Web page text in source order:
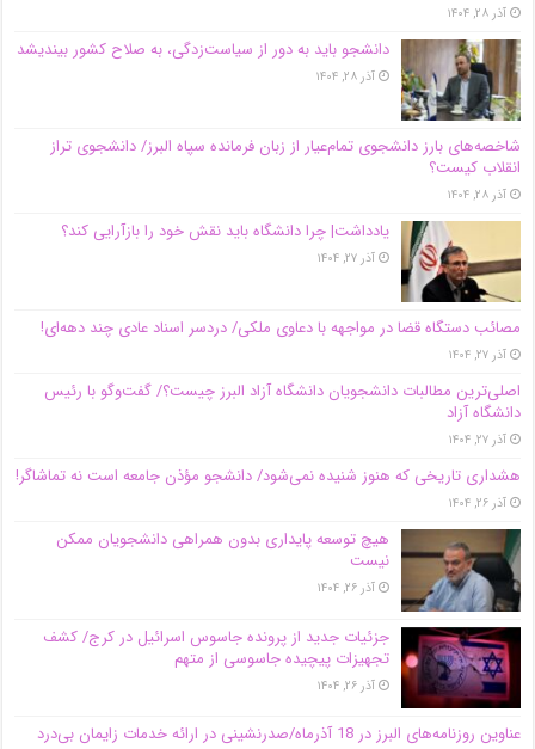
آذر ۲۸, ۱۴۰۴
دانشجو باید به دور از سیاست‌زدگی، به صلاح کشور بیندیشد
آذر ۲۸, ۱۴۰۴
شاخصه‌های بارز دانشجوی تمام‌عیار از زبان فرمانده سپاه البرز/ دانشجوی تراز
انقلاب کیست؟
آذر ۲۸, ۱۴۰۴
یادداشت| چرا دانشگاه باید نقش خود را بازآرایی کند؟
آذر ۲۷, ۱۴۰۴
مصائب دستگاه قضا در مواجهه با دعاوی ملکی/ دردسر اسناد عادی چند‌ دهه‌ای!
آذر ۲۷, ۱۴۰۴
اصلی‌ترین مطالبات دانشجویان دانشگاه آزاد البرز چیست؟/ گفت‌وگو با رئیس
دانشگاه آز‌اد
آذر ۲۷, ۱۴۰۴
هشداری تاریخی که هنوز شنیده نمی‌شود/ دانشجو مؤذن جامعه است نه تماشاگر!
آذر ۲۶, ۱۴۰۴
هیچ توسعه پایداری بدون همراهی دانشجویان ممکن
نیست
آذر ۲۶, ۱۴۰۴
جزئیات جدید از پرونده جاسوس اسرائیل در کرج/‌ کشف
تجهیزات پیچیده جاسوسی از متهم
آذر ۲۶, ۱۴۰۴
عناوین روزنامه‌های البرز در ‌18 آذرماه/صدرنشینی در ارائه خدمات زایمان بی‌درد